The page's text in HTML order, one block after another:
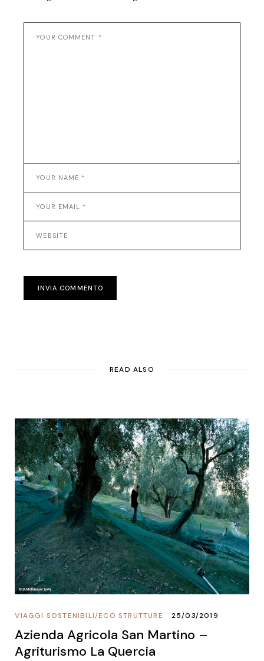
INVIA COMMENTO
READ ALSO
ECO STRUTTURE
/
VIAGGI SOSTENIBILI 25/03/2019
Azienda Agricola San Martino –
Agriturismo La Quercia